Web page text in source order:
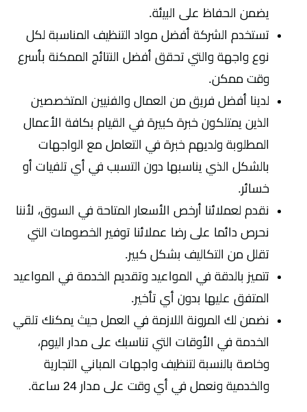
يضمن الحفاظ على البيئة.
تستخدم الشركة أفضل مواد التنظيف المناسبة لكل
نوع واجهة والتي تحقق أفضل النتائج الممكنة بأسرع
وقت ممكن.
لدينا أفضل فريق من العمال والفنيين المتخصصين
الذين يمتلكون خبرة كبيرة في القيام بكافة الأعمال
المطلوبة ولديهم خبرة في التعامل مع الواجهات
بالشكل الذي يناسبها دون التسبب في أي تلفيات أو
خسائر.
نقدم لعملائنا أرخص الأسعار المتاحة في السوق، لأننا
نحرص دائما على رضا عملائنا توفير الخصومات التي
تقلل من التكاليف بشكل كبير.
تتميز بالدقة في المواعيد وتقديم الخدمة في المواعيد
المتفق عليها بدون أي تأخير.
نضمن لك المرونة اللازمة في العمل حيث يمكنك تلقي
الخدمة في الأوقات التي تناسبك على مدار اليوم،
وخاصة بالنسبة لتنظيف واجهات المباني التجارية
والخدمية ونعمل في أي وقت على مدار 24 ساعة.